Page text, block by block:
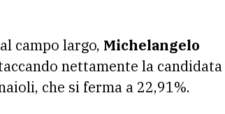
campo largo, Michelangelo
nettamente la candidata
che si ferma a 22,91%.